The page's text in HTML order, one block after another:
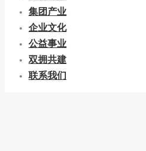
集团产业
企业文化
公益事业
双拥共建
联系我们